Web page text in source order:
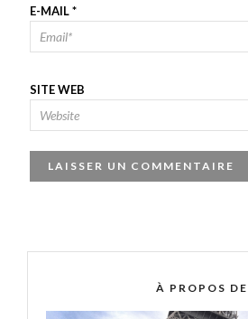
E-MAIL*
SITE WEB
À PROPOS DE